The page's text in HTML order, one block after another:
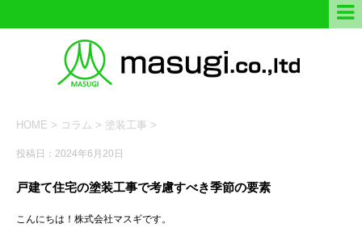
HOME > コラム > 塗装工事 >
投稿日：2024年6月20日
戸建て住宅の塗装工事で考慮すべき季節の要素
こんにちは！株式会社マスギです。